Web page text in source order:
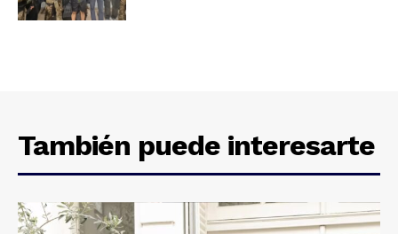
También puede interesarte